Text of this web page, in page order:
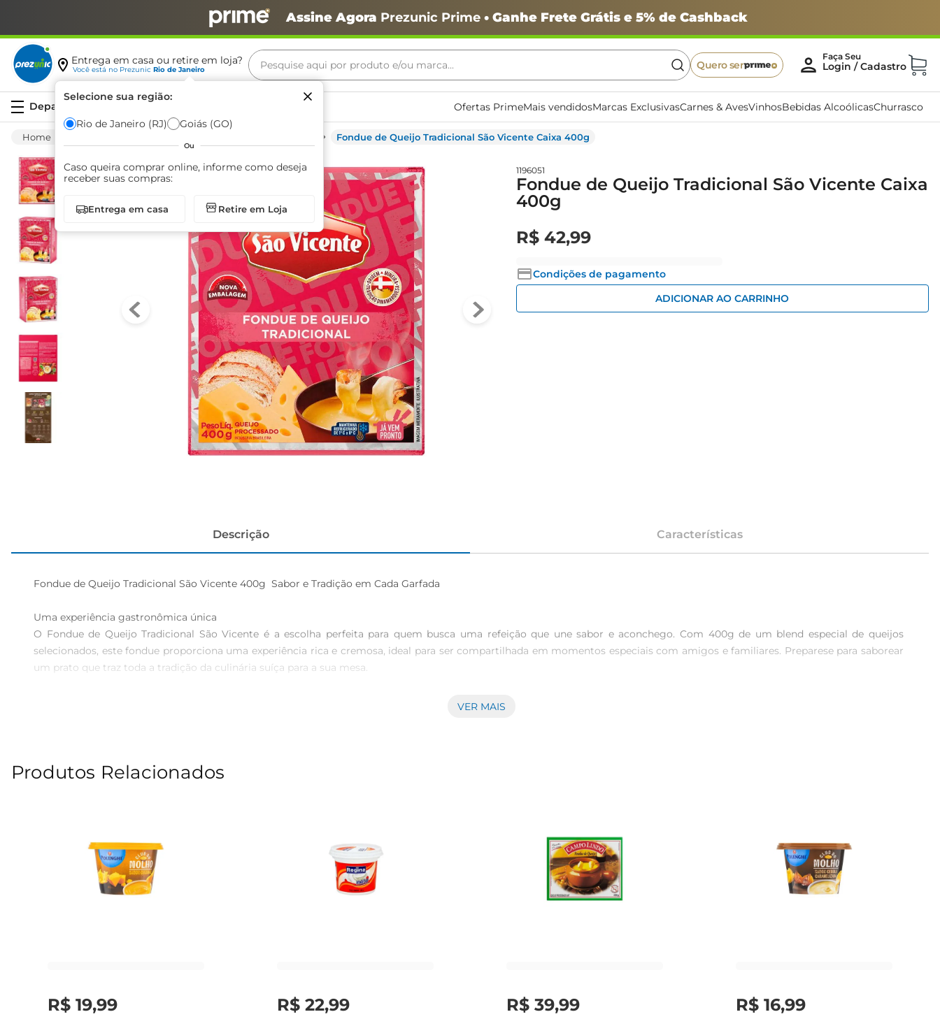
Assine Agora Prezunic Prime• Ganhe Frete Grátis e 5% de Cashback
Entrega em casa ou retire em loja?
Você está no Prezunic Rio de Janeiro
Selecione sua região:
Rio de Janeiro (RJ) Goiás (GO)
Ou
Caso queira comprar online, informe como deseja
receber suas compras:
Entrega em casa Retire em Loja
Pesquise aqui por produto e/ou marca...
Quero ser
Ofertas PrimeMais vendidosMarcas ExclusivasCarnes & AvesVinhosBebidas AlcoólicasChurrasco
Fondue de Queijo Tradicional São Vicente Caixa 400g
1196051
Fondue de Queijo Tradicional São Vicente Caixa
400g
R$ 42,99
Condições de pagamento
ADICIONAR AO CARRINHO
Descrição Características
Fondue de Queijo Tradicional São Vicente 400g  Sabor e Tradição em Cada Garfada
Uma experiência gastronômica única
O Fondue de Queijo Tradicional São Vicente é a escolha perfeita para quem busca uma refeição que une sabor e aconchego. Com 400g de um blend especial de queijos
selecionados, este fondue proporciona uma experiência rica e cremosa, ideal para ser compartilhada em momentos especiais com amigos e familiares. Preparese para saborear
um prato que traz toda a tradição da culinária suíça para a sua mesa.
encontros com amigos, o Fondue de Queijo São Vicente é a escolha que transforma qualquer ocasião em um momento especial.
Informações técnicas
VER MAIS
Produtos Relacionados
R$ 19,99 R$ 22,99 R$ 39,99 R$ 16,99
Termos mais buscados
café
biscoito
azeite
iogurte
papel higiênico
cerveja